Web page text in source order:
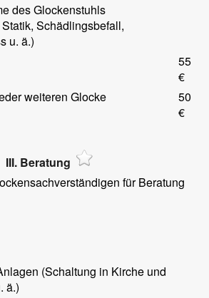
des Glockenstuhls
Schädlingsbefall,
u. ä.)
55
€
weiteren Glocke
50
€
III. Beratung
für Beratung
(Schaltung in Kirche und
ä.)